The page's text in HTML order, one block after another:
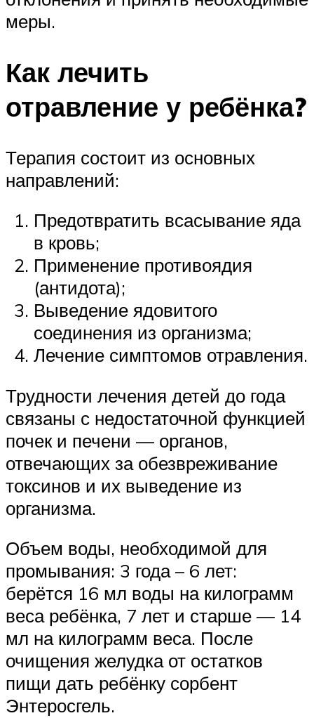
меры.
Как лечить
отравление у ребёнка?
Терапия состоит из основных
направлений:
Предотвратить всасывание яда
в кровь;
Применение противоядия
(антидота);
Выведение ядовитого
соединения из организма;
Лечение симптомов отравления.
Трудности лечения детей до года
связаны с недостаточной функцией
почек и печени — органов,
отвечающих за обезвреживание
токсинов и их выведение из
организма.
Объем воды, необходимой для
промывания: 3 года – 6 лет:
берётся 16 мл воды на килограмм
веса ребёнка, 7 лет и старше — 14
мл на килограмм веса. После
очищения желудка от остатков
пищи дать ребёнку сорбент
Энтеросгель.